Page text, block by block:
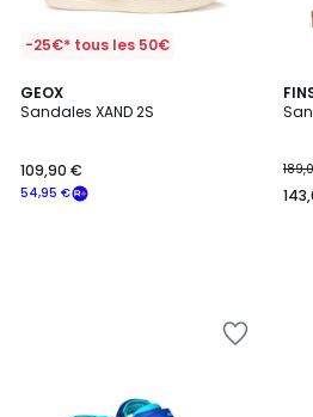
-25€* tous les 50€
GEOX
Sandales XAND 2S
54,95 €
109,90 €
2